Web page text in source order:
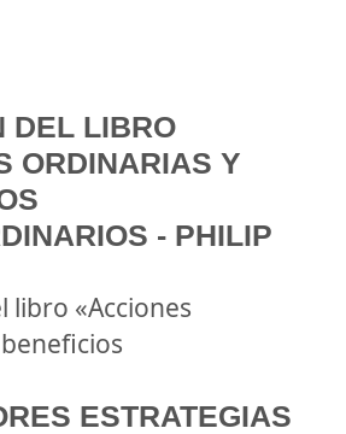
DEL LIBRO
ORDINARIAS Y
- PHILIP
libro «Acciones
ESTRATEGIAS